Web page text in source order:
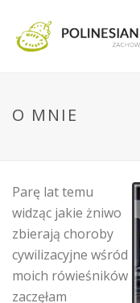
O MNIE
Parę lat temu
widząc jakie żniwo
zbierają choroby
cywilizacyjne wśród
moich rówieśników
zaczęłam